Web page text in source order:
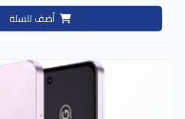
أضف للسلة